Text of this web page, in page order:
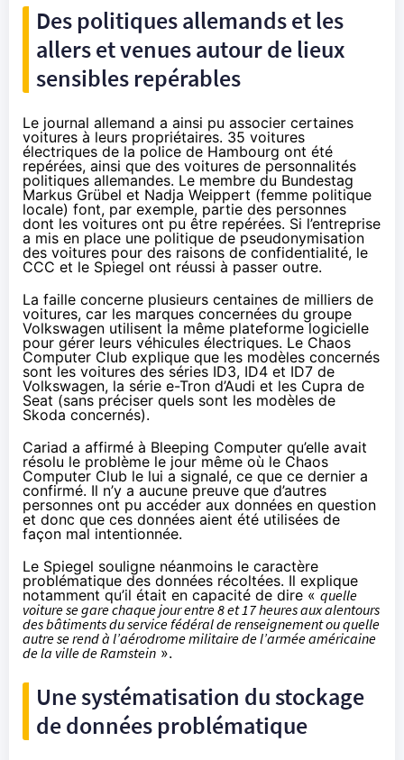
Des politiques allemands et les
allers et venues autour de lieux
sensibles repérables
Le journal allemand a ainsi pu associer certaines
voitures à leurs propriétaires. 35 voitures
électriques de la police de Hambourg ont été
repérées, ainsi que des voitures de personnalités
politiques allemandes. Le membre du Bundestag
Markus Grübel et Nadja Weippert (femme politique
locale) font, par exemple, partie des personnes
dont les voitures ont pu être repérées. Si l’entreprise
a mis en place une politique de pseudonymisation
des voitures pour des raisons de confidentialité, le
CCC et le Spiegel ont réussi à passer outre.
La faille concerne plusieurs centaines de milliers de
voitures, car les marques concernées du groupe
Volkswagen utilisent la même plateforme logicielle
pour gérer leurs véhicules électriques. Le Chaos
Computer Club explique que les modèles concernés
sont les voitures des séries ID3, ID4 et ID7 de
Volkswagen, la série e-Tron d’Audi et les Cupra de
Seat (sans préciser quels sont les modèles de
Skoda concernés).
Cariad a affirmé à Bleeping Computer qu’elle avait
résolu le problème le jour même où le Chaos
Computer Club le lui a signalé, ce que ce dernier a
confirmé. Il n’y a aucune preuve que d’autres
personnes ont pu accéder aux données en question
et donc que ces données aient été utilisées de
façon mal intentionnée.
Le Spiegel souligne néanmoins le caractère
problématique des données récoltées. Il explique
notamment qu’il était en capacité de dire «quelle
voiture se gare chaque jour entre 8 et 17 heures aux alentours
des bâtiments du service fédéral de renseignement ou quelle
autre se rend à l’aérodrome militaire de l’armée américaine
de la ville de Ramstein ».
Une systématisation du stockage
de données problématique